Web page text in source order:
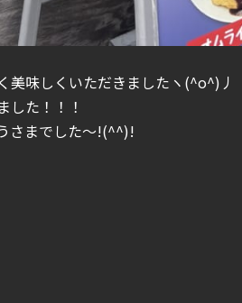
美味しくいただきましたヽ(^o^)丿
した！！！
さまでした～!(^^)!